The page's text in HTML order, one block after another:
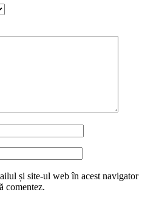
și site-ul web în acest navigator
comentez.